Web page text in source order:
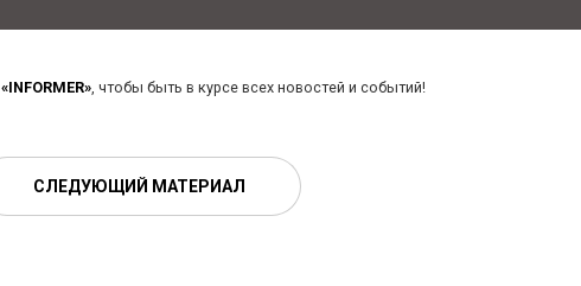
«INFORMER», чтобы быть в курсе всех новостей и событий!
СЛЕДУЮЩИЙ МАТЕРИАЛ